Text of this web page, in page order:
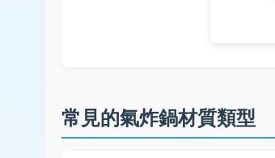
常見的氣炸鍋材質類型